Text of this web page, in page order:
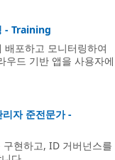
- Training
포하고 모니터링하여
우드 기반 앱을 사용자에
자 준전문가 -
현하고, ID 거버넌스를